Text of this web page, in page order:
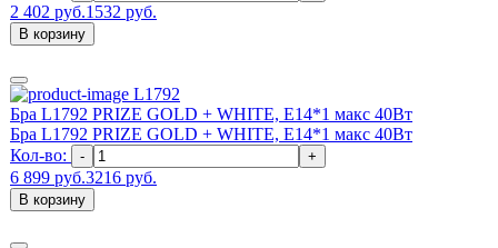
2 402 руб.1532 руб.
В корзину
L1792
Бра L1792 PRIZE GOLD + WHITE, Е14*1 макс 40Вт
Бра L1792 PRIZE GOLD + WHITE, Е14*1 макс 40Вт
Кол-во:
- +
6 899 руб.3216 руб.
В корзину